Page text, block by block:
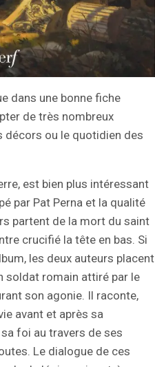
dans une bonne fiche
de très nombreux
décors ou le quotidien des
est bien plus intéressant
par Pat Perna et la qualité
partent de la mort du saint
crucifié la tête en bas. Si
les deux auteurs placent
soldat romain attiré par le
son agonie. Il raconte,
avant et après sa
foi au travers de ses
Le dialogue de ces